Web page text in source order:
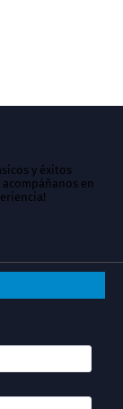
y éxitos
en